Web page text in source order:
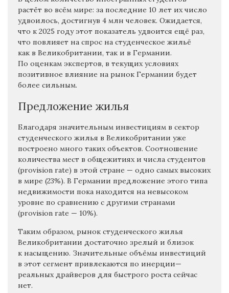
растёт во всём мире: за последние 10 лет их число
удвоилось, достигнув 4 млн человек. Ожидается,
что к 2025 году этот показатель удвоится ещё раз,
что повлияет на спрос на студенческое жильё
как в Великобритании, так и в Германии.
По оценкам экспертов, в текущих условиях
позитивное влияние на рынок Германии будет
более сильным.
Предложение жилья
Благодаря значительным инвестициям в сектор
студенческого жилья в Великобритании уже
построено много таких объектов. Соотношение
количества мест в общежитиях и числа студентов
(provision rate) в этой стране — одно самых высоких
в мире (23%). В Германии предложение этого типа
недвижимости пока находится на невысоком
уровне по сравнению с другими странами
(provision rate — 10%).
Таким образом, рынок студенческого жилья
Великобритании достаточно зрелый и близок
к насыщению. Значительные объёмы инвестиций
в этот сегмент привлекаются по инерции—
реальных драйверов для быстрого роста сейчас
нет.